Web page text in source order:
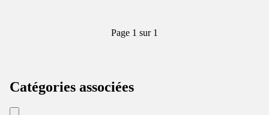
Page 1 sur 1
Catégories associées